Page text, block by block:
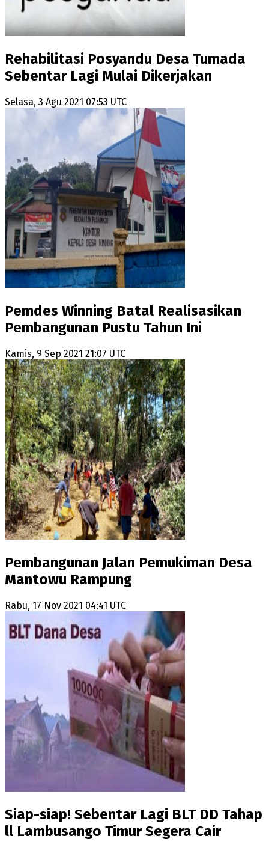
Rehabilitasi Posyandu Desa Tumada
Sebentar Lagi Mulai Dikerjakan
Selasa, 3 Agu 2021 07:53 UTC
Pemdes Winning Batal Realisasikan
Pembangunan Pustu Tahun Ini
Kamis, 9 Sep 2021 21:07 UTC
Pembangunan Jalan Pemukiman Desa
Mantowu Rampung
Rabu, 17 Nov 2021 04:41 UTC
Siap-siap! Sebentar Lagi BLT DD Tahap
ll Lambusango Timur Segera Cair